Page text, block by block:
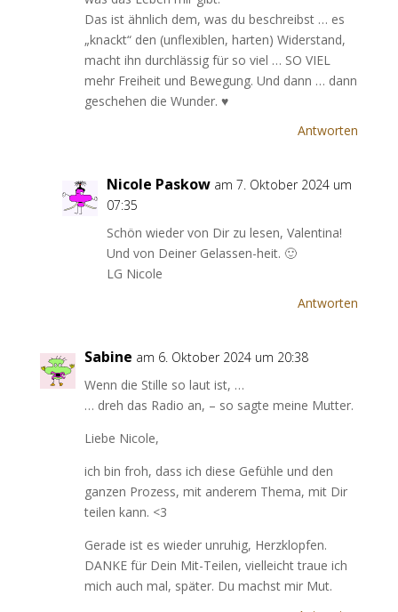
Das ist ähnlich dem, was du beschreibst … es
„knackt“ den (unflexiblen, harten) Widerstand,
macht ihn durchlässig für so viel … SO VIEL
mehr Freiheit und Bewegung. Und dann … dann
geschehen die Wunder. ♥
Antworten
Nicole Paskow am 7. Oktober 2024 um
07:35
Schön wieder von Dir zu lesen, Valentina!
Und von Deiner Gelassen-heit. 🙂
LG Nicole
Antworten
Sabine am 6. Oktober 2024 um 20:38
Wenn die Stille so laut ist, …
… dreh das Radio an, – so sagte meine Mutter.
Liebe Nicole,
ich bin froh, dass ich diese Gefühle und den
ganzen Prozess, mit anderem Thema, mit Dir
teilen kann. <3
Gerade ist es wieder unruhig, Herzklopfen.
DANKE für Dein Mit-Teilen, vielleicht traue ich
mich auch mal, später. Du machst mir Mut.